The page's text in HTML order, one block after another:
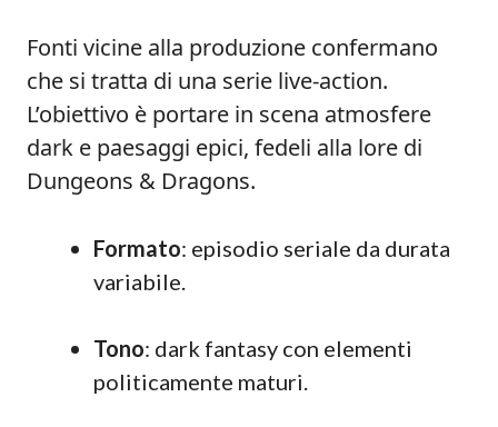
Fonti vicine alla produzione confermano
che si tratta di una serie live-action.
L’obiettivo è portare in scena atmosfere
dark e paesaggi epici, fedeli alla lore di
Dungeons & Dragons.
Formato: episodio seriale da durata
variabile.
Tono: dark fantasy con elementi
politicamente maturi.